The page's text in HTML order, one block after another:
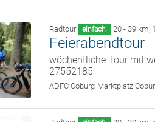
Radtour einfach 20 - 39 km,
Feierabendtour
wöchentliche Tour mit
27552185
ADFC Coburg Marktplatz